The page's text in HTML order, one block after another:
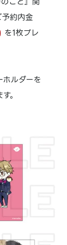
約内金
を1枚プレ
ルダーを
。